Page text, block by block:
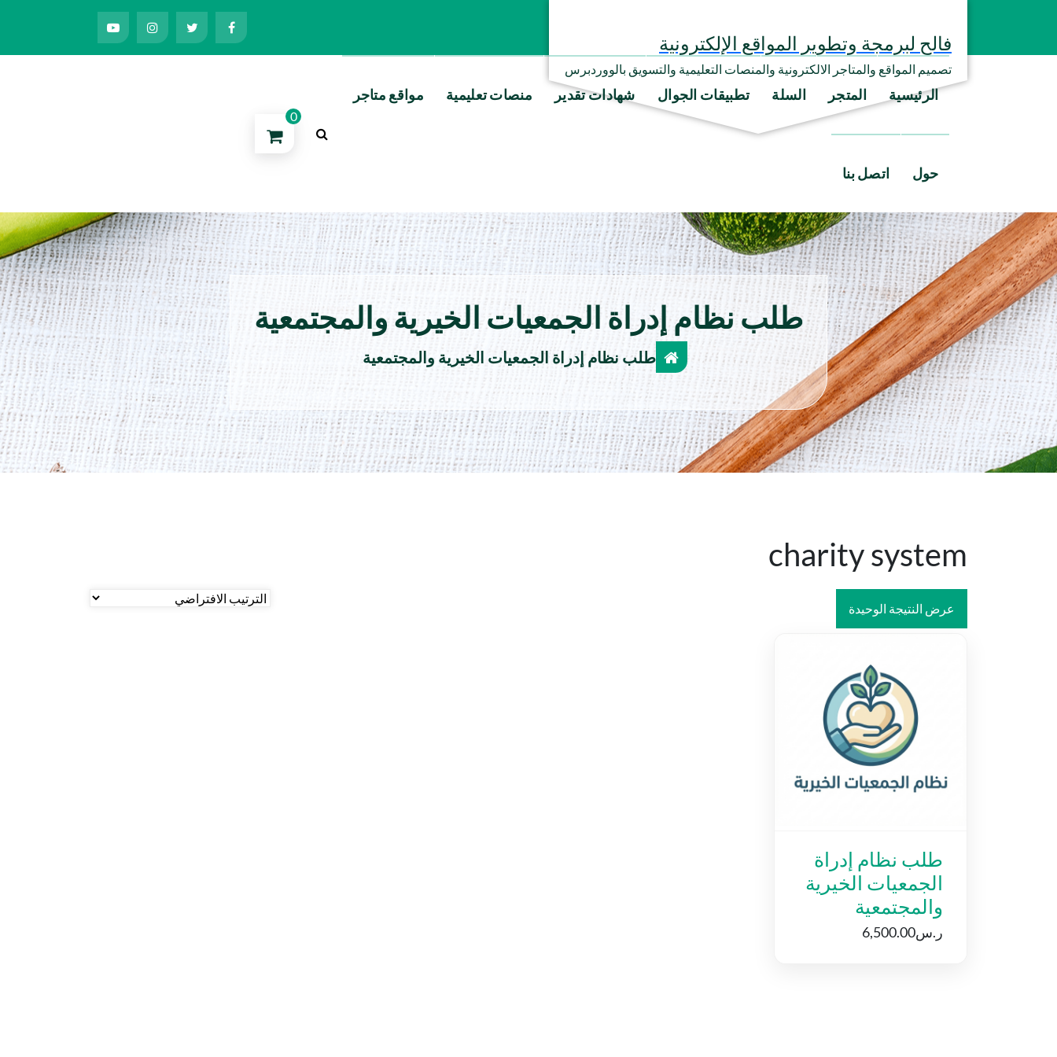
فالح لبرمجة وتطوير المواقع الإلكترونية
تصميم المواقع والمتاجر الالكترونية والمنصات التعليمية والتسويق بالووردبرس
الرئيسية المتجر السلة تطبيقات الجوال شهادات تقدير منصات تعليمية مواقع متاجر
حول اتصل بنا
0
طلب نظام إدراة الجمعيات الخيرية والمجتمعية
طلب نظام إدراة الجمعيات الخيرية والمجتمعية
charity system
عرض النتيجة الوحيدة
طلب نظام إدراة
الجمعيات الخيرية
والمجتمعية
ر.س6,500.00